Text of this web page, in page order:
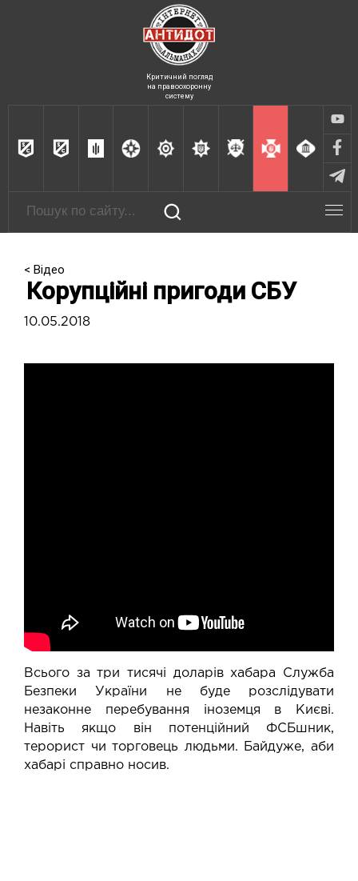
Критичний погляд
на правоохоронну
систему
< Відео
Корупційні пригоди СБУ
10.05.2018
Всього за три тисячі доларів хабара Служба
Безпеки України не буде розслідувати
незаконне перебування іноземця в Києві.
Навіть якщо він потенційний ФСБшник,
терорист чи торговець людьми. Байдуже, аби
хабарі справно носив.